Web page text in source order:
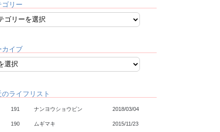
ゴリー
カイブ
のライフリスト
191 ナンヨウショウビン 2018/03/04
190 ムギマキ 2015/11/23